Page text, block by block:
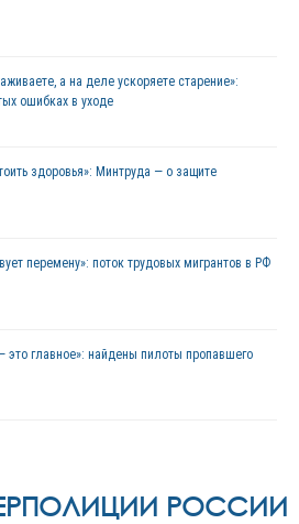
а на деле ускоряете старение»:
ошибках в уходе
здоровья»: Минтруда — о защите
перемену»: поток трудовых мигрантов в РФ
главное»: найдены пилоты пропавшего
РОССИИ